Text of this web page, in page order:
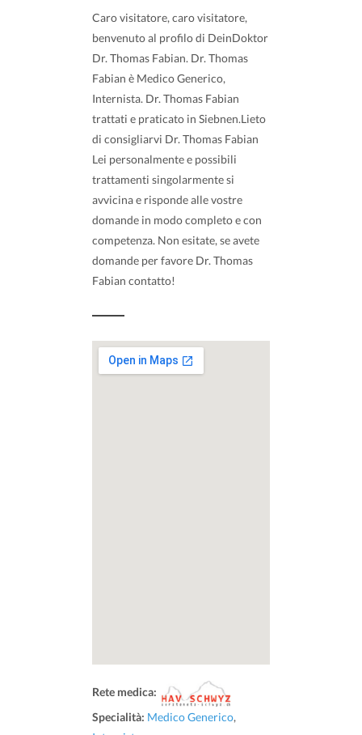
Caro visitatore, caro visitatore,
benvenuto al profilo di DeinDoktor
Dr. Thomas Fabian. Dr. Thomas
Fabian è Medico Generico,
Internista. Dr. Thomas Fabian
trattati e praticato in Siebnen.Lieto
di consigliarvi Dr. Thomas Fabian
Lei personalmente e possibili
trattamenti singolarmente si
avvicina e risponde alle vostre
domande in modo completo e con
competenza. Non esitate, se avete
domande per favore Dr. Thomas
Fabian contatto!
Rete medica:
Specialità: Medico Generico,